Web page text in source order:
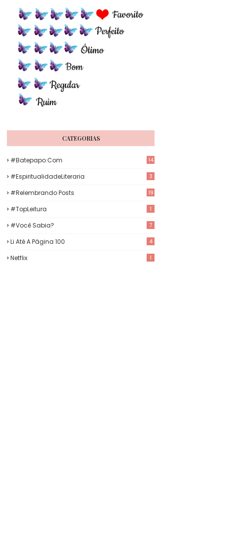
CATEGORIAS
#Batepapo.com 14
#EspiritualidadeLiteraria 3
#Relembrando Posts 19
#TopLeitura 1
#Você Sabia? 7
Li Até A Página 100 4
Netflix 1